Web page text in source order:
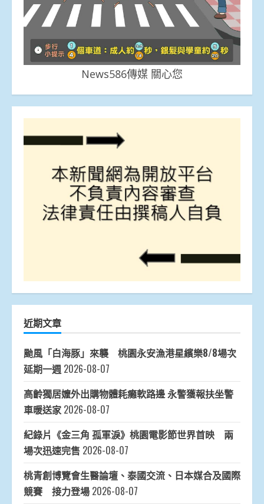
News586傳媒 關心您
近期文章
颱風「白海豚」來襲 桃園永安漁港星繽樂8/8場次
延期一週 2026-08-07
高齡獨居嬤外出購物體耗癱軟路邊 永警獲報扶坐警
車暖送家 2026-08-07
紀錄片《金三角 孤軍淚》桃園電影節世界首映 兩
場次迅速完售 2026-08-07
桃青創博覽會生醫論壇、泰國交流、日本媒合及國際
競賽 接力登場 2026-08-07